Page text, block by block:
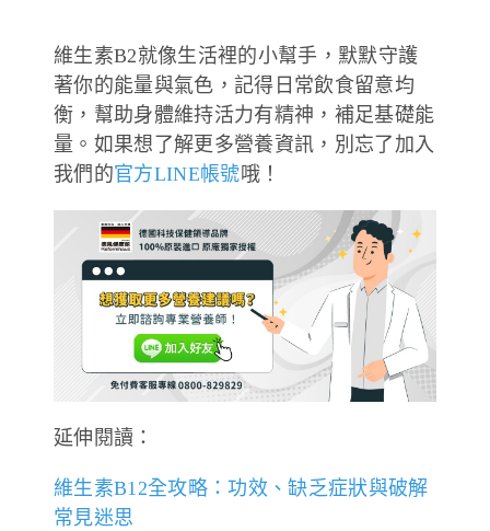
維生素B2就像生活裡的小幫手，默默守護
著你的能量與氣色，記得日常飲食留意均
衡，幫助身體維持活力有精神，補足基礎能
量。如果想了解更多營養資訊，別忘了加入
我們的官方LINE帳號哦！
延伸閱讀：
維生素B12全攻略：功效、缺乏症狀與破解
常見迷思